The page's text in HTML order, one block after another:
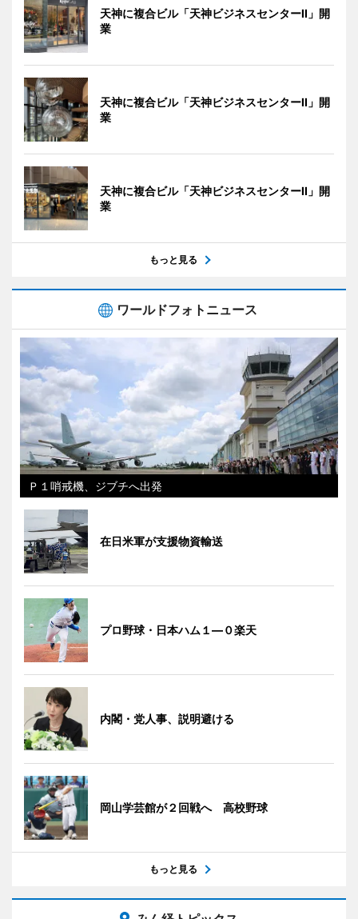
天神に複合ビル「天神ビジネスセンターII」開
業
天神に複合ビル「天神ビジネスセンターII」開
業
天神に複合ビル「天神ビジネスセンターII」開
業
もっと見る
ワールドフォトニュース
Ｐ１哨戒機、ジブチへ出発
在日米軍が支援物資輸送
プロ野球・日本ハム１―０楽天
内閣・党人事、説明避ける
岡山学芸館が２回戦へ 高校野球
もっと見る